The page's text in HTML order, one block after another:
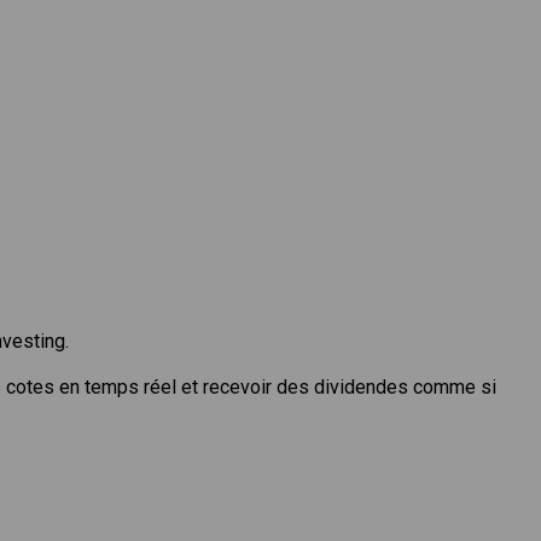
cotes en temps réel et recevoir des dividendes comme si